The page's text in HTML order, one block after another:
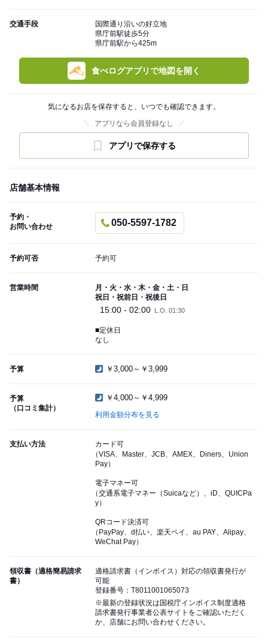
交通手段
国際通り沿いの好立地
県庁前駅徒歩5分
県庁前駅から425m
食べログアプリで地図を開く
気になるお店を保存すると、いつでも確認できます。
アプリなら会員登録なし
アプリで保存する
店舗基本情報
予約・
お問い合わせ
050-5597-1782
予約可否 予約可
営業時間
月・火・水・木・金・土・日
祝日・祝前日・祝後日
15:00 - 02:00 L.O. 01:30
■定休日
なし
予算 ￥3,000～￥3,999
予算
（口コミ集計）
￥4,000～￥4,999
利用金額分布を見る
支払い方法
カード可
（VISA、Master、JCB、AMEX、Diners、Union
Pay）
電子マネー可
（交通系電子マネー（Suicaなど）、iD、QUICPa
y）
QRコード決済可
（PayPay、d払い、楽天ペイ、au PAY、Alipay、
WeChat Pay）
領収書（適格簡易請求
書）
適格請求書（インボイス）対応の領収書発行が
可能
登録番号：T8011001065073
※最新の登録状況は国税庁インボイス制度適格
請求書発行事業者公表サイトをご確認いただく
か、店舗にお問い合わせください。